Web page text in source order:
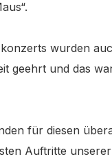
wurden
geehrt und das
für diesen
Auftritte